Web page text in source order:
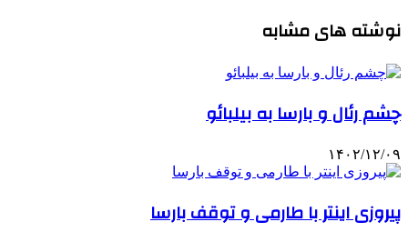
نوشته های مشابه
چشم رئال و بارسا به بیلبائو
۱۴۰۲/۱۲/۰۹
پیروزی اینتر با طارمی و توقف بارسا